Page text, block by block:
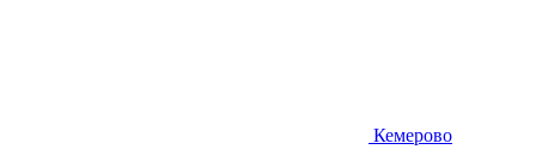
Кемерово